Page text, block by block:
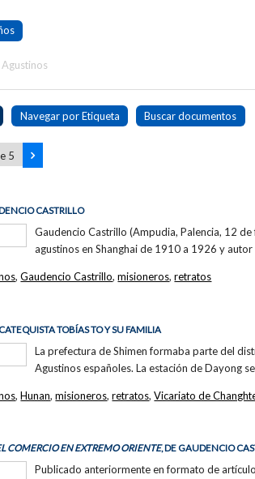
Navegar por Etiqueta Buscar documentos
5
CASTRILLO
Gaudencio Castrillo (Ampudia, Palencia, 12
agustinos en Shanghai de 1910 a 1926 y
,Gaudencio Castrillo,misioneros,retratos
TOBÍAS TO Y SU FAMILIA
La prefectura de Shimen formaba parte del
Agustinos españoles. La estación de Dayong
,Hunan,misioneros,retratos,Vicariato de
COMERCIO EN EXTREMO ORIENTE, DE GAUDENCIO
Publicado anteriormente en formato de